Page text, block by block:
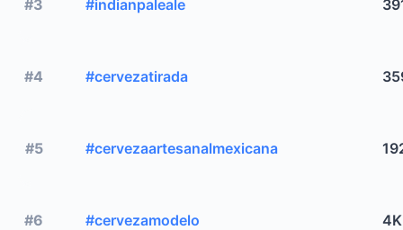
#3 #indianpaleale
#4 #cervezatirada
#5 #cervezaartesanalmexicana
#6 #cervezamodelo 4K